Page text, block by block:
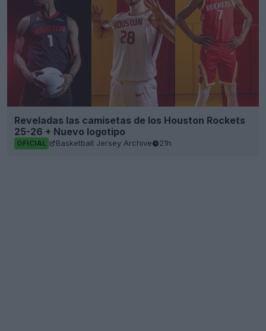
Reveladas las camisetas de los Houston Rockets
25-26 + Nuevo logotipo
OFICIAL Basketball Jersey Archive 21h